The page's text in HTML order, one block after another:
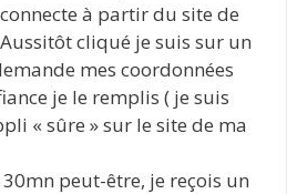
connecte à partir du site de
cliqué je suis sur un
mes coordonnées
je le remplis ( je suis
« sûre » sur le site de ma
peut-être, je reçois un